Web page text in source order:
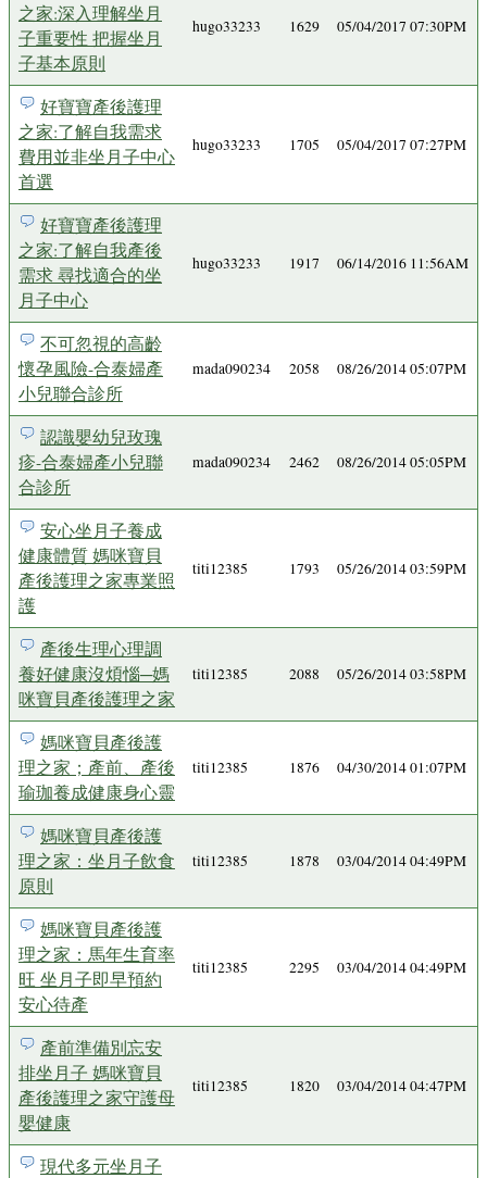
之家:深入理解坐月
子重要性 把握坐月
子基本原則
hugo33233 1629 05/04/2017 07:30PM
好寶寶產後護理
之家:了解自我需求
費用並非坐月子中心
首選
hugo33233 1705 05/04/2017 07:27PM
好寶寶產後護理
之家:了解自我產後
需求 尋找適合的坐
月子中心
hugo33233 1917 06/14/2016 11:56AM
不可忽視的高齡
懷孕風險-合泰婦產
小兒聯合診所
mada090234 2058 08/26/2014 05:07PM
認識嬰幼兒玫瑰
疹-合泰婦產小兒聯
合診所
mada090234 2462 08/26/2014 05:05PM
安心坐月子養成
健康體質 媽咪寶貝
產後護理之家專業照
護
titi12385 1793 05/26/2014 03:59PM
產後生理心理調
養好健康沒煩惱─媽
咪寶貝產後護理之家
titi12385 2088 05/26/2014 03:58PM
媽咪寶貝產後護
理之家；產前、產後
瑜珈養成健康身心靈
titi12385 1876 04/30/2014 01:07PM
媽咪寶貝產後護
理之家：坐月子飲食
原則
titi12385 1878 03/04/2014 04:49PM
媽咪寶貝產後護
理之家：馬年生育率
旺 坐月子即早預約
安心待產
titi12385 2295 03/04/2014 04:49PM
產前準備別忘安
排坐月子 媽咪寶貝
產後護理之家守護母
嬰健康
titi12385 1820 03/04/2014 04:47PM
現代多元坐月子